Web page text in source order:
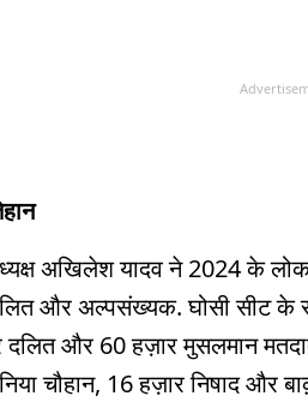
अखिलेश यादव ने 2024 के
और अल्पसंख्यक. घोसी सीट
और 60 हज़ार मुसलमान
चौहान, 16 हज़ार निषाद और